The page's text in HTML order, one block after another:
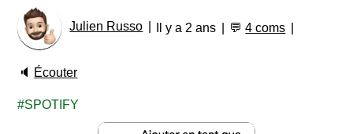
Julien Russo Il y a 2 ans 💬4 coms
🔈 Écouter
SPOTIFY